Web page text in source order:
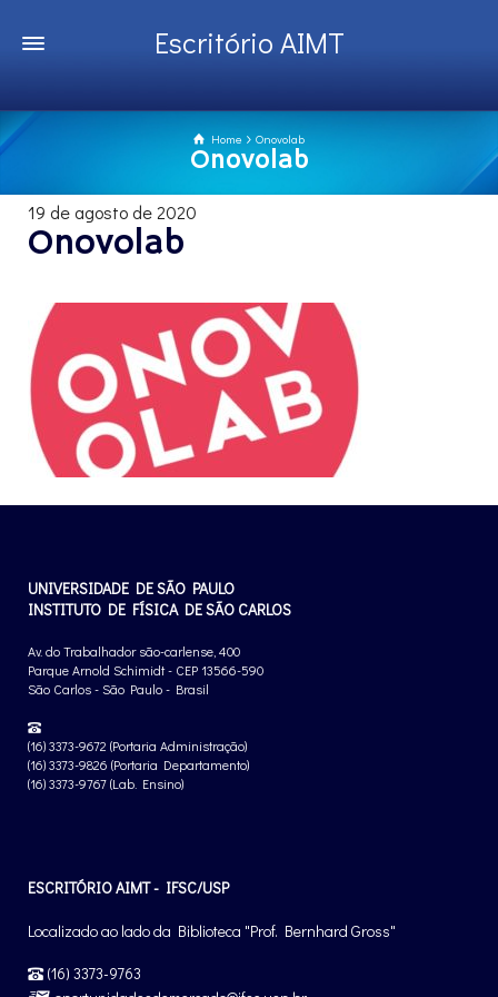
Escritório AIMT
Home Onovolab
Onovolab
19 de agosto de 2020
Onovolab
UNIVERSIDADE DE SÃO PAULO
INSTITUTO DE FÍSICA DE SÃO CARLOS
Av. do Trabalhador são-carlense, 400
Parque Arnold Schimidt - CEP 13566-590
São Carlos - São Paulo - Brasil
(16) 3373-9672 (Portaria Administração)
(16) 3373-9826 (Portaria Departamento)
(16) 3373-9767 (Lab. Ensino)
ESCRITÓRIO AIMT - IFSC/USP
Localizado ao lado da Biblioteca "Prof. Bernhard Gross"
(16) 3373-9763